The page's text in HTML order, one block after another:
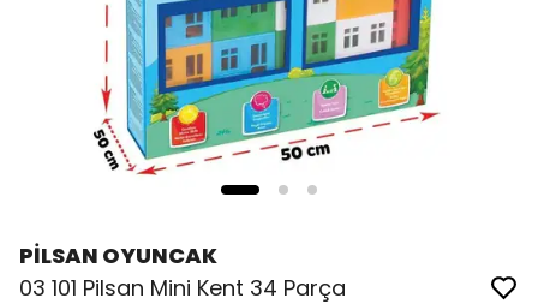
PİLSAN OYUNCAK
03 101 Pilsan Mini Kent 34 Parça